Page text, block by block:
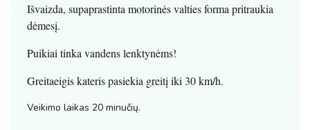
Išvaizda, supaprastinta motorinės valties forma pritraukia
dėmesį.
Puikiai tinka vandens lenktynėms!
Greitaeigis kateris pasiekia greitį iki 30 km/h.
Veikimo laikas 20 minučių.